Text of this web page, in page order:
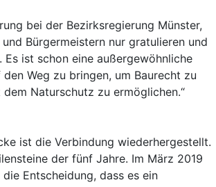
bei der Bezirksregierung Münster,
Bürgermeistern nur gratulieren und
ist schon eine außergewöhnliche
Weg zu bringen, um Baurecht zu
Naturschutz zu ermöglichen.“
ist die Verbindung wiederhergestellt.
der fünf Jahre. Im März 2019
Entscheidung, dass es ein